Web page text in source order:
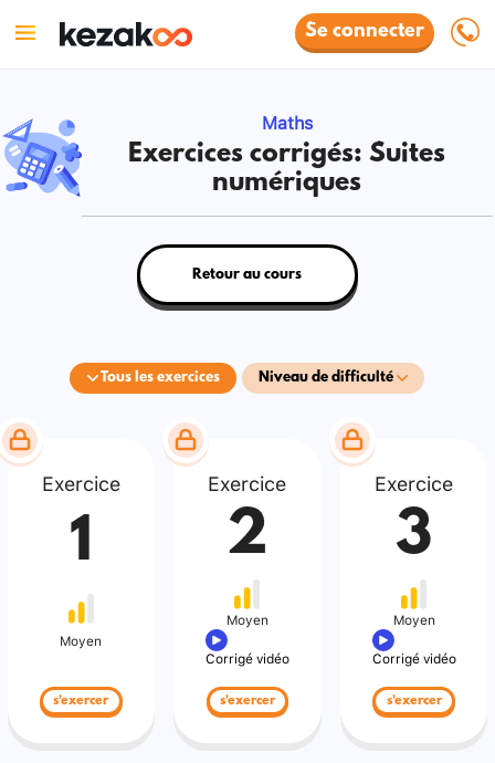
Se connecter
Maths
Exercices corrigés: Suites
numériques
Tous les exercices Niveau de difficulté
Retour au cours
Exercice
1
Moyen
s'exercer
Exercice
2
Moyen
Corrigé vidéo
s'exercer
Exercice
3
Moyen
Corrigé vidéo
s'exercer